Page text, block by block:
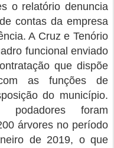
o relatório denuncia
contas da empresa
A Cruz e Tenório
funcional enviado
que dispõe
as funções de
do município.
podadores foram
árvores no período
de 2019, o que